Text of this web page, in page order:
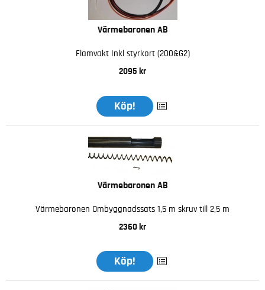
Värmebaronen AB
Flamvakt Inkl styrkort (200&G2)
2095 kr
Köp!
Värmebaronen AB
Värmebaronen Ombyggnadssats 1,5 m skruv till 2,5 m
2360 kr
Köp!